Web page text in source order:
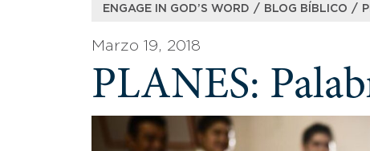
ENGAGE IN GOD’S WORD / BLOG BÍBLICO /
Marzo 19, 2018
PLANES: